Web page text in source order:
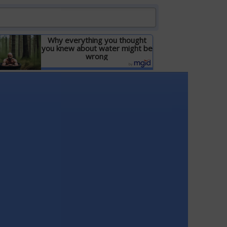
Why everything you thought
you knew about water might be
wrong
Детальніше